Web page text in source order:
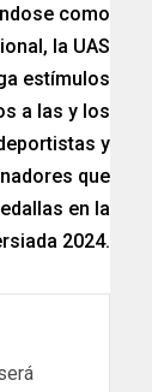
como
la UAS
estímulos
a las y los
y
que
en la
2024.